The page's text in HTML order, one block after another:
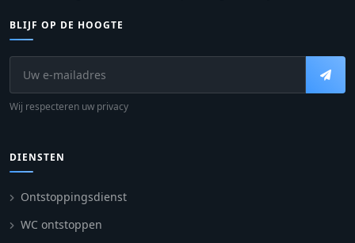
BLIJF OP DE HOOGTE
Wij respecteren uw privacy
DIENSTEN
Ontstoppingsdienst
WC ontstoppen